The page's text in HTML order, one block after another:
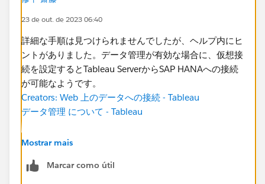
23 de out. de 2023 06:40
詳細な手順は見つけられませんでしたが、ヘルプ内にヒ
ントがありました。データ管理が有効な場合に、仮想接
続を設定するとTableau ServerからSAP HANAへの接続
が可能なようです。
Creators: Web 上のデータへの接続 - Tableau
データ管理 について - Tableau
Mostrar mais
Marcar como útil